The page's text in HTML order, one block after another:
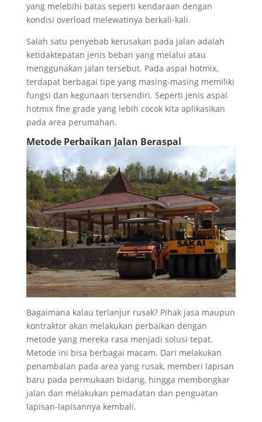
yang melebihi batas seperti kendaraan dengan
kondisi overload melewatinya berkali-kali.
Salah satu penyebab kerusakan pada jalan adalah
ketidaktepatan jenis beban yang melalui atau
menggunakan jalan tersebut. Pada aspal hotmix,
terdapat berbagai tipe yang masing-masing memiliki
fungsi dan kegunaan tersendiri. Seperti jenis aspal
hotmix fine grade yang lebih cocok kita aplikasikan
pada area perumahan.
Metode Perbaikan Jalan Beraspal
Bagaimana kalau terlanjur rusak? Pihak jasa maupun
kontraktor akan melakukan perbaikan dengan
metode yang mereka rasa menjadi solusi tepat.
Metode ini bisa berbagai macam. Dari melakukan
penambalan pada area yang rusak, memberi lapisan
baru pada permukaan bidang, hingga membongkar
jalan dan melakukan pemadatan dan penguatan
lapisan-lapisannya kembali.